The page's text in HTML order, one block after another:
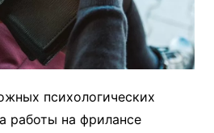
психологических
работы на фрилансе